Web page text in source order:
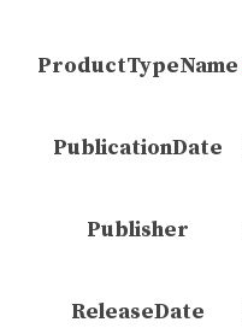
ProductTypeName
PublicationDate
Publisher
ReleaseDate